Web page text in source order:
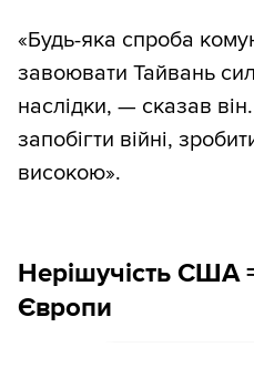
«Будь-яка спроба
завоювати Тайвань
наслідки, — сказав
запобігти війні,
високою».
Нерішучість США
Європи